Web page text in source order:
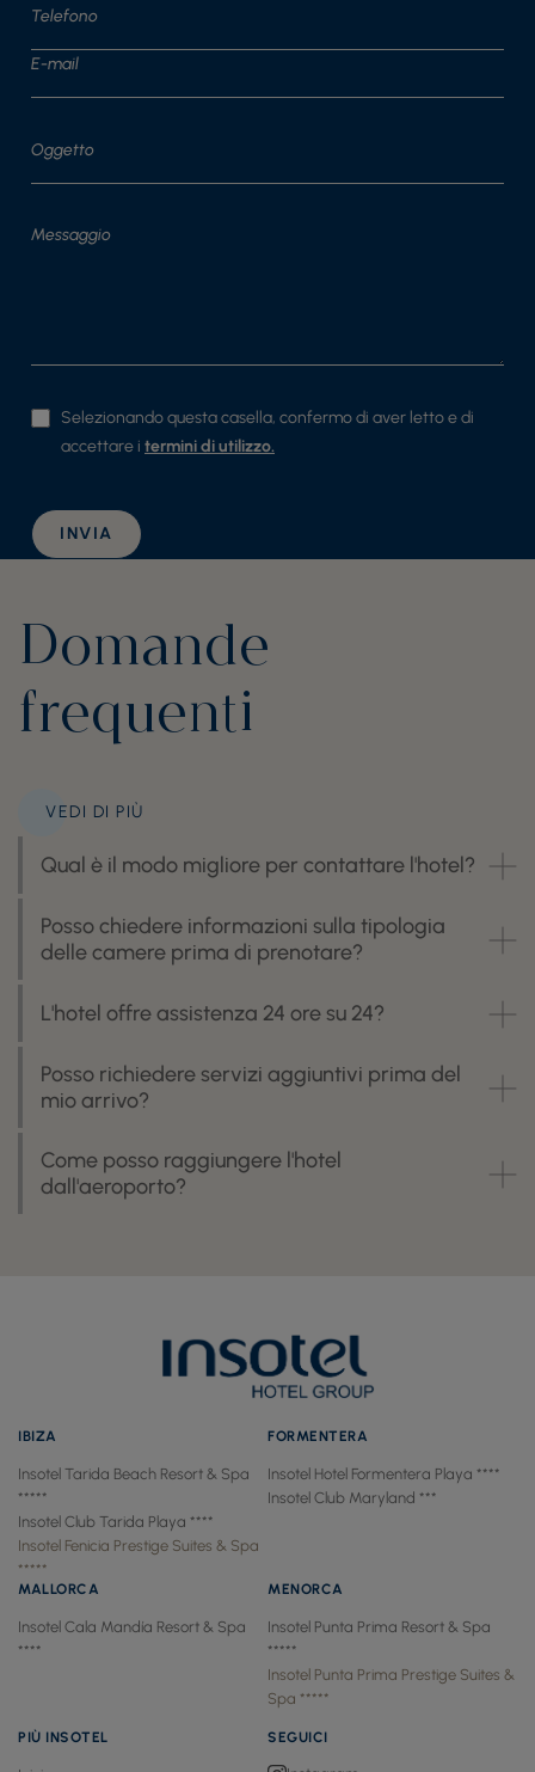
Selezionando questa casella, confermo di aver letto e di
accettare i termini di utilizzo.
INVIA
Domande
frequenti
VEDI DI PIÙ
Qual è il modo migliore per contattare l'hotel?
Posso chiedere informazioni sulla tipologia
delle camere prima di prenotare?
L'hotel offre assistenza 24 ore su 24?
Posso richiedere servizi aggiuntivi prima del
mio arrivo?
Come posso raggiungere l'hotel
dall'aeroporto?
IBIZA
Insotel Tarida Beach Resort & Spa
*****
Insotel Club Tarida Playa ****
Insotel Fenicia Prestige Suites & Spa
*****
FORMENTERA
Insotel Hotel Formentera Playa ****
Insotel Club Maryland ***
MALLORCA
Insotel Cala Mandía Resort & Spa
****
MENORCA
Insotel Punta Prima Resort & Spa
*****
Insotel Punta Prima Prestige Suites &
Spa *****
PIÙ INSOTEL SEGUICI